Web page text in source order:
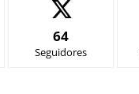
64
Seguidores